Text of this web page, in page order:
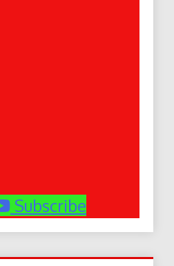
Subscribe